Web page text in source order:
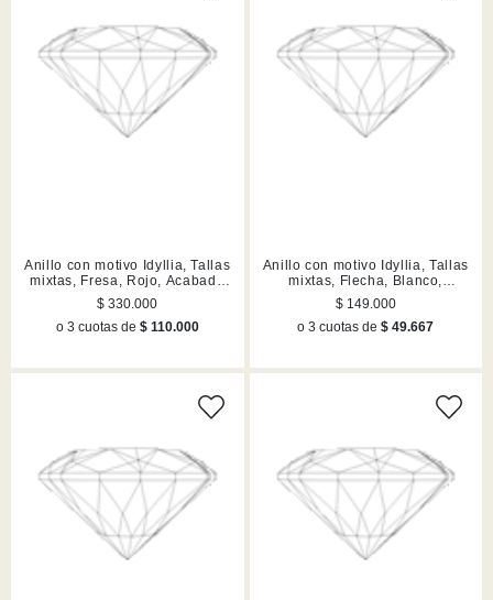
Anillo con motivo Idyllia, Tallas
mixtas, Fresa, Rojo, Acabado
en tono oro
$ 330.000
o 3 cuotas de $ 110.000
Anillo con motivo Idyllia, Tallas
mixtas, Flecha, Blanco,
Acabado en rodio
$ 149.000
o 3 cuotas de$ 49.667